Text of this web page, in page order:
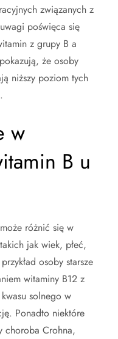
związanych z
poświęca się
z grupy B a
że osoby
niższy poziom tych
w
B u
różnić się w
jak wiek, płeć,
osoby starsze
witaminy B12 z
solnego w
Ponadto niektóre
choroba Crohna,